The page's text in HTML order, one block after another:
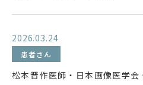
2026.03.24
患者さん
松本晋作医師・日本画像医学会